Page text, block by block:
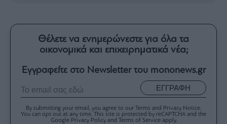
Θέλετε να ενημερώνεστε για όλα τα
οικονομικά και επιχειρηματικά νέα;
Εγγραφείτε στο Newsletter του mononews.gr
ΕΓΓΡΑΦΗ
By submitting your email, you agree to our Terms and Privacy Notice.
You can opt out at any time. This site is protected by reCAPTCHA and the
Google Privacy Policy and Terms of Service apply.